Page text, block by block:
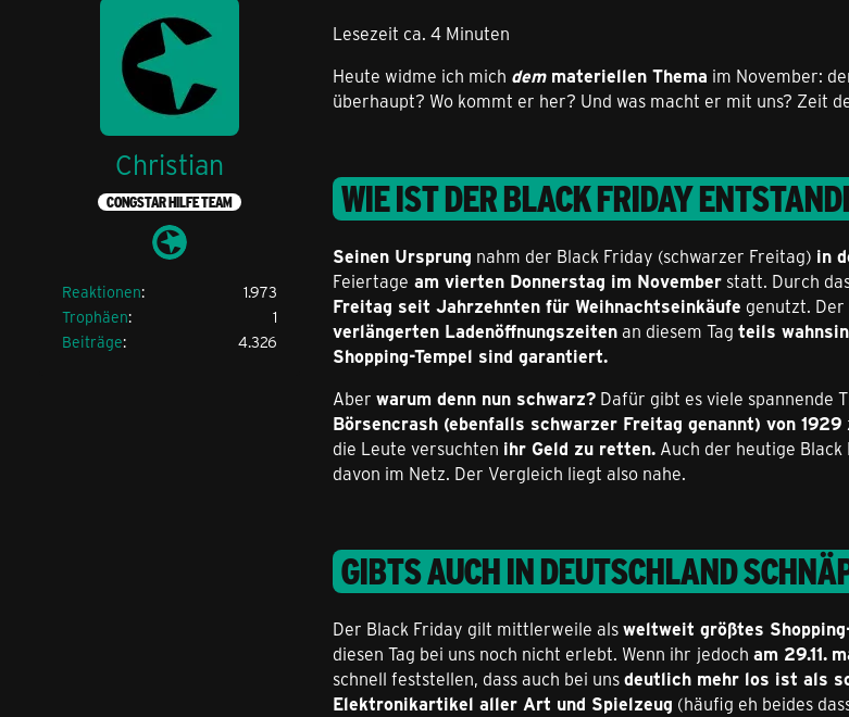
Christian
CONGSTAR HILFE TEAM
Reaktionen
1.973
Trophäen
1
Beiträge
4.326
Lesezeit ca. 4 Minuten
Heute widme ich mich dem materiellen Thema im November:
überhaupt? Wo kommt er her? Und was macht er mit uns? Zeit
WIE IST DER BLACK FRIDAY
Seinen Ursprung nahm der Black Friday (schwarzer Freitag) in
Feiertage am vierten Donnerstag im November statt. Durch
Freitag seit Jahrzehnten für Weihnachtseinkäufe genutzt.
verlängerten Ladenöffnungszeitenan diesem Tag teils
Shopping-Tempel sind garantiert.
Aber warum denn nun schwarz? Dafür gibt es viele spannende
Börsencrash (ebenfalls schwarzer Freitag genannt) von 1929
die Leute versuchten ihr Geld zu retten. Auch der heutige Black
davon im Netz. Der Vergleich liegt also nahe.
GIBTS AUCH IN DEUTSCHLAND
Der Black Friday gilt mittlerweile alsweltweit größtes
diesen Tag bei uns noch nicht erlebt. Wenn ihr jedoch am 29.11.
schnell feststellen, dass auch bei unsdeutlich mehr los ist als
Elektronikartikel aller Art und Spielzeug (häufig eh beides